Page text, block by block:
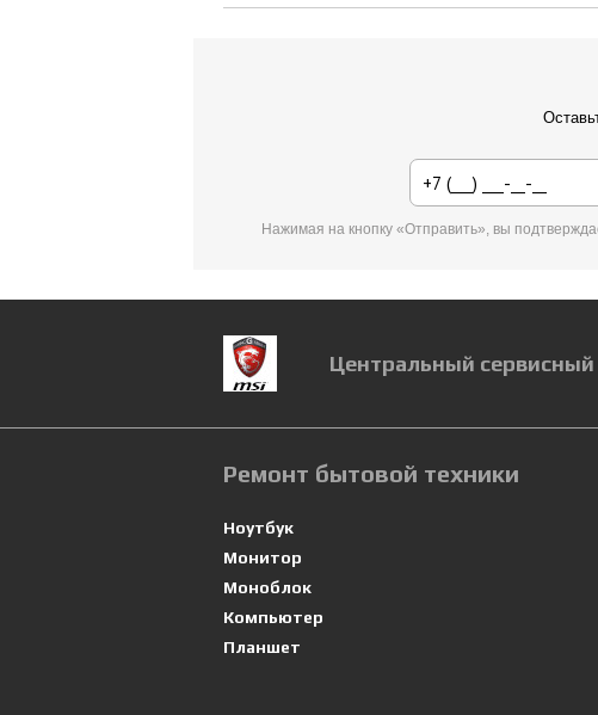
Нажимая на кнопку «Отправить», вы
Центральный сервисный
Ремонт бытовой техники
Ноутбук
Монитор
Моноблок
Компьютер
Планшет